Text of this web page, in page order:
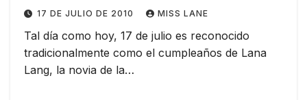
17 DE JULIO DE 2010 MISS LANE
Tal día como hoy, 17 de julio es reconocido
tradicionalmente como el cumpleaños de Lana
Lang, la novia de la…